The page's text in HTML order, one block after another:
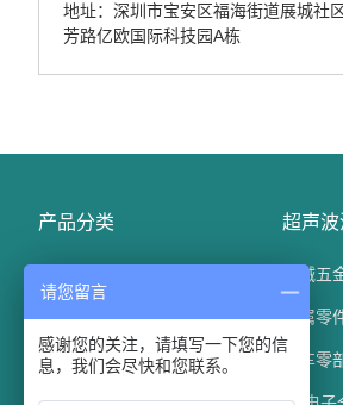
地址：深圳市宝安区福海街道展城社
芳路亿欧国际科技园A栋
产品分类
光学玻璃清洗机
汽车配件清洗机
超声波
机械五
金属零
汽车
请您留言
感谢您的关注，请填写一下您的信
息，我们会尽快和您联系。